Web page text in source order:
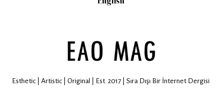
Esthetic | Artistic | Original | Est. 2017 | Sıra Dışı Bir İnternet Dergisi